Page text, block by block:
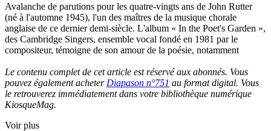
Avalanche de parutions pour les quatre-vingts ans de John Rutter
(né à l'automne 1945), l'un des maîtres de la musique chorale
anglaise de ce dernier demi-siècle. L'album « In the Poet's Garden »,
des Cambridge Singers, ensemble vocal fondé en 1981 par le
compositeur, témoigne de son amour de la poésie, notamment
Le contenu complet de cet article est réservé aux abonnés. Vous
pouvez également acheter Diapason n°751 au format digital. Vous
le retrouverez immédiatement dans votre bibliothèque numérique
KiosqueMag.
Voir plus